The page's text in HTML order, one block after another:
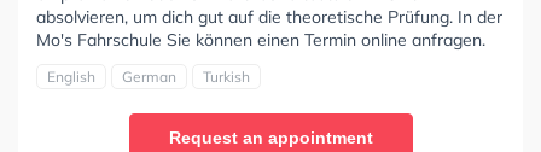
absolvieren, um dich gut auf die theoretische Prüfung. In der
Mo's Fahrschule Sie können einen Termin online anfragen.
English German Turkish
Request an appointment